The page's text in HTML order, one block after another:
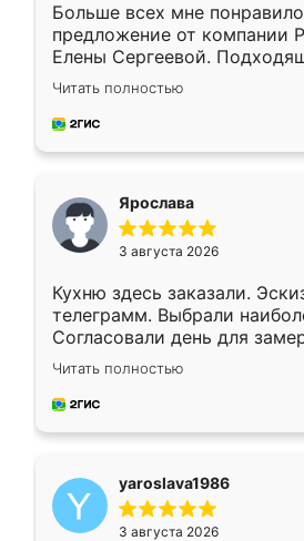
Больше всех мне
предложение от компании
Елены Сергеевой.
короткие сроки
для замера сотрудник
предложил по моему
Читать полностью
Ярослава
3 августа 2026
Кухню здесь заказали.
телеграмм. Выбрали
Согласовали день для
недели кухня была уже
довольны работой. Спасибо
мебель за качественную
Читать полностью
yaroslava1986
3 августа 2026